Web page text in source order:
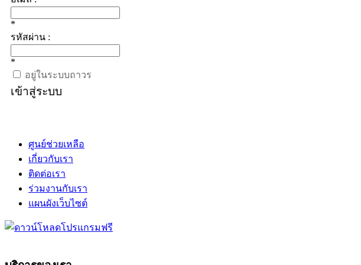
*
รหัสผ่าน :
*
อยู่ในระบบถาวร
เข้าสู่ระบบ
ศูนย์ช่วยเหลือ
เกี่ยวกับเรา
ติดต่อเรา
ร่วมงานกับเรา
แผนผังเว็บไซต์